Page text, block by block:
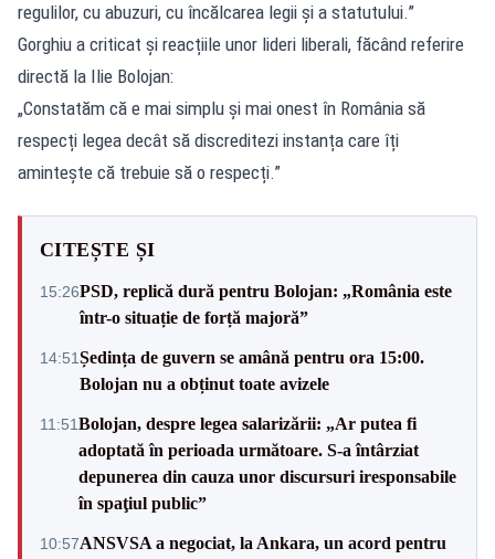
regulilor, cu abuzuri, cu încălcarea legii și a statutului.”
Gorghiu a criticat și reacțiile unor lideri liberali, făcând referire
directă la Ilie Bolojan:
„Constatăm că e mai simplu și mai onest în România să
respecți legea decât să discreditezi instanța care îți
amintește că trebuie să o respecți.”
CITEȘTE ȘI
15:26PSD, replică dură pentru Bolojan: „România este
într-o situație de forță majoră”
14:51Ședința de guvern se amână pentru ora 15:00.
Bolojan nu a obținut toate avizele
11:51Bolojan, despre legea salarizării: „Ar putea fi
adoptată în perioada următoare. S-a întârziat
depunerea din cauza unor discursuri iresponsabile
în spaţiul public”
10:57ANSVSA a negociat, la Ankara, un acord pentru